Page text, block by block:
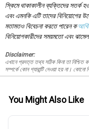
স্কিমে থাকাকালীন ব্যক্তিদের সতর্ক
এবং এমনকি এটি তাদের বিনিয়োগের
মতামতও বিবেচনা করতে পারেন ক
বিনিয়োগকারীদের সময়মতো এবং
Disclaimer:
এখানে প্রদত্ত তথ্য সঠিক কিনা তা নিশ্চিত
সম্পর্কে কোন গ্যারান্টি দেওয়া হয় না।
You Might Also Like